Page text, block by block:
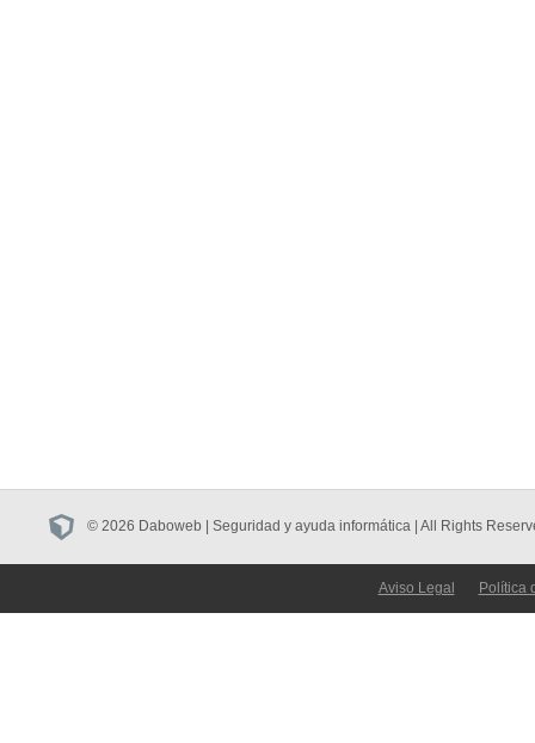
© 2026 Daboweb | Seguridad y ayuda informática | All Rights
Aviso Legal Política